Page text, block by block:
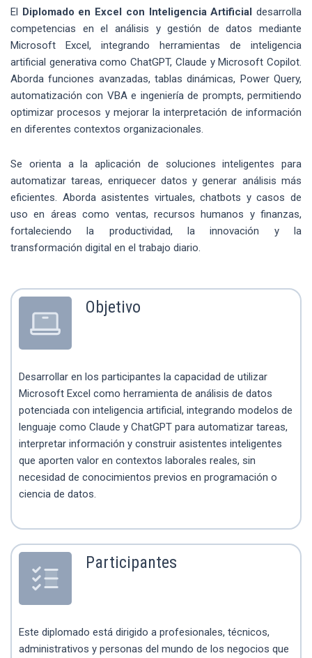
El Diplomado en Excel con Inteligencia Artificial desarrolla
competencias en el análisis y gestión de datos mediante
Microsoft Excel, integrando herramientas de inteligencia
artificial generativa como ChatGPT, Claude y Microsoft Copilot.
Aborda funciones avanzadas, tablas dinámicas, Power Query,
automatización con VBA e ingeniería de prompts, permitiendo
optimizar procesos y mejorar la interpretación de información
en diferentes contextos organizacionales.
Se orienta a la aplicación de soluciones inteligentes para
automatizar tareas, enriquecer datos y generar análisis más
eficientes. Aborda asistentes virtuales, chatbots y casos de
uso en áreas como ventas, recursos humanos y finanzas,
fortaleciendo la productividad, la innovación y la
transformación digital en el trabajo diario.
Objetivo
Desarrollar en los participantes la capacidad de utilizar
Microsoft Excel como herramienta de análisis de datos
potenciada con inteligencia artificial, integrando modelos de
lenguaje como Claude y ChatGPT para automatizar tareas,
interpretar información y construir asistentes inteligentes
que aporten valor en contextos laborales reales, sin
necesidad de conocimientos previos en programación o
ciencia de datos.
Participantes
Este diplomado está dirigido a profesionales, técnicos,
administrativos y personas del mundo de los negocios que